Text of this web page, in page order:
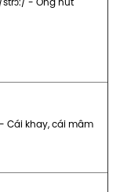
khay, cái mâm